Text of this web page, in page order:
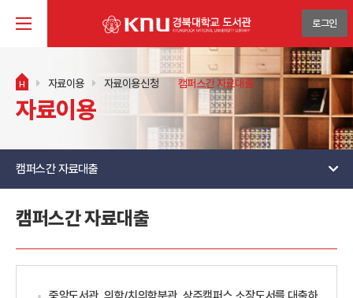
로그인
H 자료이용 자료이용신청 캠퍼스간 자료대출
자료이용
캠퍼스간 자료대출
캠퍼스간 자료대출